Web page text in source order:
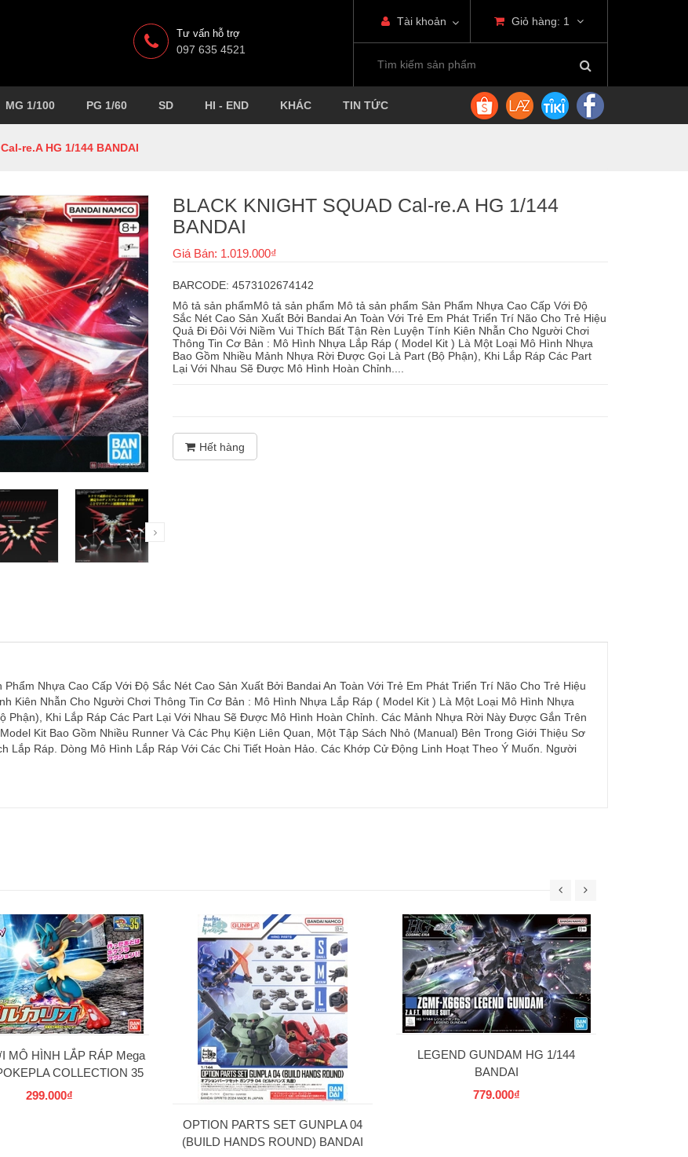
Tài khoản Giỏ hàng: 1
Tư vấn hỗ trợ
097 635 4521
MG 1/100 PG 1/60 SD HI - END KHÁC TIN TỨC
re.A HG 1/144 BANDAI
BLACK KNIGHT SQUAD Cal-re.A HG 1/144
BANDAI
Giá Bán: 1.019.000₫
BARCODE: 4573102674142
Mô tả sản phẩmMô tả sản phẩm Mô tả sản phẩm Sản Phẩm Nhựa Cao Cấp Với Độ
Sắc Nét Cao Sản Xuất Bởi Bandai An Toàn Với Trẻ Em Phát Triển Trí Não Cho Trẻ Hiệu
Quả Đi Đôi Với Niềm Vui Thích Bất Tận Rèn Luyện Tính Kiên Nhẫn Cho Người Chơi
Thông Tin Cơ Bản : Mô Hình Nhựa Lắp Ráp ( Model Kit ) Là Một Loại Mô Hình Nhựa
Bao Gồm Nhiều Mảnh Nhựa Rời Được Gọi Là Part (Bộ Phận), Khi Lắp Ráp Các Part
Lại Với Nhau Sẽ Được Mô Hình Hoàn Chỉnh....
Hết hàng
Nhựa Cao Cấp Với Độ Sắc Nét Cao Sản Xuất Bởi Bandai An Toàn Với Trẻ Em Phát Triển Trí Não Cho Trẻ Hiệu
Kiên Nhẫn Cho Người Chơi Thông Tin Cơ Bản : Mô Hình Nhựa Lắp Ráp ( Model Kit ) Là Một Loại Mô Hình Nhựa
Phận), Khi Lắp Ráp Các Part Lại Với Nhau Sẽ Được Mô Hình Hoàn Chỉnh. Các Mảnh Nhựa Rời Này Được Gắn Trên
Kit Bao Gồm Nhiều Runner Và Các Phụ Kiện Liên Quan, Một Tập Sách Nhỏ (Manual) Bên Trong Giới Thiệu Sơ
Lắp Ráp. Dòng Mô Hình Lắp Ráp Với Các Chi Tiết Hoàn Hảo. Các Khớp Cử Động Linh Hoạt Theo Ý Muốn. Người
MÔ HÌNH LẮP RÁP Mega
COLLECTION 35
SERIES BANDAI
299.000₫
OPTION PARTS SET GUNPLA 04
(BUILD HANDS ROUND) BANDAI
LEGEND GUNDAM HG 1/144
BANDAI
779.000₫